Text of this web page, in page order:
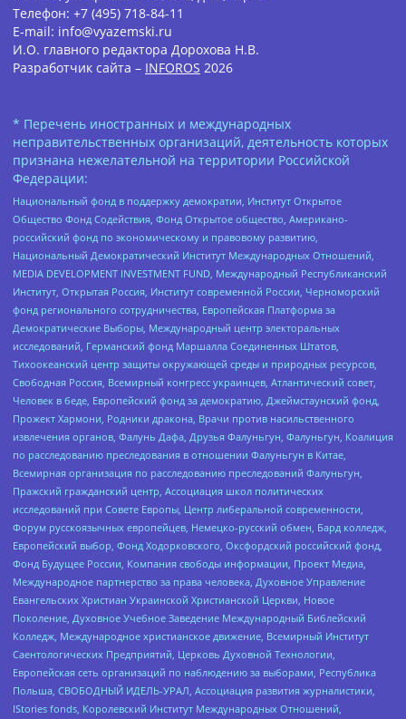
Телефон: +7 (495) 718-84-11
E-mail: info@vyazemski.ru
И.О. главного редактора Дорохова Н.В.
Разработчик сайта – INFOROS 2026
* Перечень иностранных и международных
неправительственных организаций, деятельность которых
признана нежелательной на территории Российской
Федерации:
Национальный фонд в поддержку демократии, Институт Открытое
Общество Фонд Содействия, Фонд Открытое общество, Американо-
российский фонд по экономическому и правовому развитию,
Национальный Демократический Институт Международных Отношений,
MEDIA DEVELOPMENT INVESTMENT FUND, Международный Республиканский
Институт, Открытая Россия, Институт современной России, Черноморский
фонд регионального сотрудничества, Европейская Платформа за
Демократические Выборы, Международный центр электоральных
исследований, Германский фонд Маршалла Соединенных Штатов,
Тихоокеанский центр защиты окружающей среды и природных ресурсов,
Свободная Россия, Всемирный конгресс украинцев, Атлантический совет,
Человек в беде, Европейский фонд за демократию, Джеймстаунский фонд,
Прожект Хармони, Родники дракона, Врачи против насильственного
извлечения органов, Фалунь Дафа, Друзья Фалуньгун, Фалуньгун, Коалиция
по расследованию преследования в отношении Фалуньгун в Китае,
Всемирная организация по расследованию преследований Фалуньгун,
Пражский гражданский центр, Ассоциация школ политических
исследований при Совете Европы, Центр либеральной современности,
Форум русскоязычных европейцев, Немецко-русский обмен, Бард колледж,
Европейский выбор, Фонд Ходорковского, Оксфордский российский фонд,
Фонд Будущее России, Компания свободы информации, Проект Медиа,
Международное партнерство за права человека, Духовное Управление
Евангельских Христиан Украинской Христианской Церкви, Новое
Поколение, Духовное Учебное Заведение Международный Библейский
Колледж, Международное христианское движение, Всемирный Институт
Саентологических Предприятий, Церковь Духовной Технологии,
Европейская сеть организаций по наблюдению за выборами, Республика
Польша, СВОБОДНЫЙ ИДЕЛЬ-УРАЛ, Ассоциация развития журналистики,
IStories fonds, Королевский Институт Международных Отношений,